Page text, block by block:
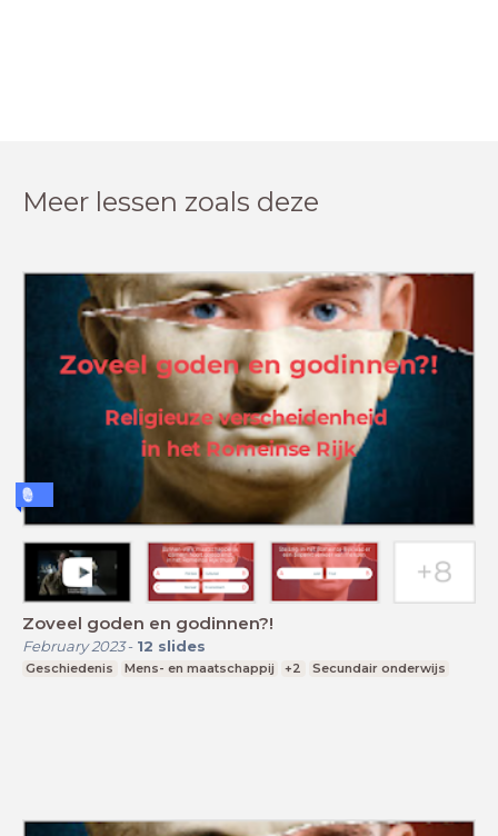
Meer lessen zoals deze
Zoveel goden en godinnen?!
February 2023- 12 slides
Geschiedenis Mens- en maatschappij +2 Secundair onderwijs